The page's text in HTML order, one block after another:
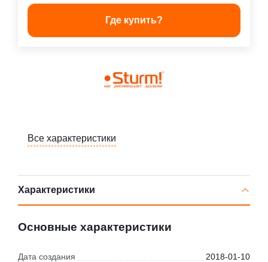
Где купить?
Все характеристики
Характеристики
Основные характеристики
Дата создания 2018-01-10